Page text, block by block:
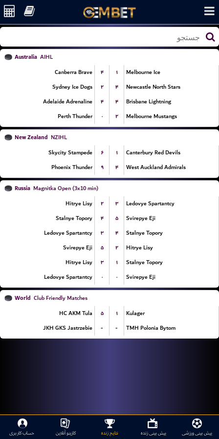
Australia AIHL
Canberra Brave
۴ ۱
Melbourne Ice
Sydney Ice Dogs
۲ ۴
Newcastle North Stars
Adelaide Adrenaline
۴ ۴
Brisbane Lightning
Perth Thunder
۰ ۲ Melbourne Mustangs
New Zealand NZIHL
Skycity Stampede
۶ ۱
Canterbury Red Devils
Phoenix Thunder
۹ ۴ West Auckland Admirals
Russia Magnitka Open (3x10 min)
Hitrye Lisy
۲ ۳
Ledovye Spartantcy
Stalnye Topory
۴ ۵
Svirepye Eji
Ledovye Spartantcy
۳ ۴
Stalnye Topory
Svirepye Eji
۵ ۲
Hitrye Lisy
Hitrye Lisy
۳ ۱
Stalnye Topory
Ledovye Spartantcy
۰ ۰ Svirepye Eji
World Club Friendly Matches
HC AKM Tula
۵ ۱
Kulager
JKH GKS Jastrzebie
- - TMH Polonia Bytom
پیش بینی ورزشی پیش بینی زنده نتایج زنده کازینو آنلاین حساب کاربری